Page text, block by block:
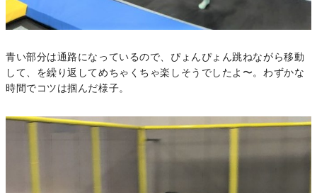
青い部分は通路になっているので、ぴょんぴょん跳ねながら移動
して、を繰り返してめちゃくちゃ楽しそうでしたよ〜。わずかな
時間でコツは掴んだ様子。